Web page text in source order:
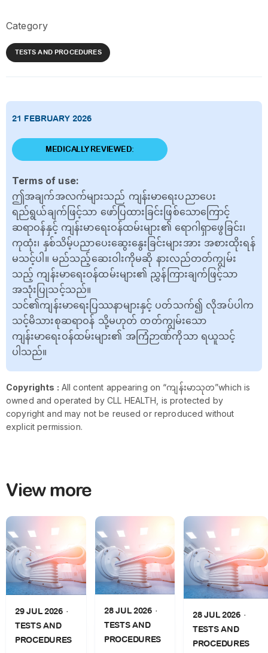
Category
TESTS AND PROCEDURES
21 FEBRUARY 2026
MEDICALLY REVIEWED:
Terms of use:
ဤအချက်အလက်များသည် ကျန်းမာရေးပညာပေး
ရည်ရွယ်ချက်ဖြင့်သာ ဖော်ပြထားခြင်းဖြစ်သောကြောင့်
ဆရာဝန်နှင့် ကျန်းမာရေးဝန်ထမ်းများ၏ ရောဂါရှာဖွေခြင်း၊
ကုထုံး၊ နှစ်သိမ့်ပညာပေးဆွေးနွေးခြင်းများအား အစားထိုးရန်
မသင့်ပါ။ မည်သည့်ဆေးဝါးကိုမဆို နားလည်တတ်ကျွမ်း
သည့် ကျန်းမာရေးဝန်ထမ်းများ၏ ညွှန်ကြားချက်ဖြင့်သာ
အသုံးပြုသင့်သည်။
သင်၏ကျန်းမာရေးပြဿနာများနှင့် ပတ်သက်၍ လိုအပ်ပါက
သင့်မိသားစုဆရာဝန် သို့မဟုတ် တတ်ကျွမ်းသော
ကျန်းမာရေးဝန်ထမ်းများ၏ အကြံဉာဏ်ကိုသာ ရယူသင့်
ပါသည်။
Copyrights : All content appearing on “ကျန်းမာသုတ”which is
owned and operated by CLL HEALTH, is protected by
copyright and may not be reused or reproduced without
explicit permission.
View more
29 JUL 2026
TESTS AND
PROCEDURES
28 JUL 2026
TESTS AND
PROCEDURES
28 JUL 2026
TESTS AND
PROCEDURES